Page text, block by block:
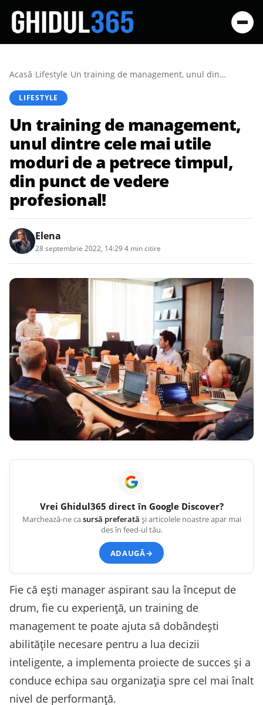
Acasă/Lifestyle/ Un training de management, unul dintre cele mai utile moduri de a petrece timpul, din punct de vedere profesional!
LIFESTYLE
Un training de management,
unul dintre cele mai utile
moduri de a petrece timpul,
din punct de vedere
profesional!
Elena
28 septembrie 2022, 14:294 min citire
Vrei Ghidul365 direct în Google Discover?
Marchează-ne casursă preferată și articolele noastre apar mai
des în feed-ul tău.
ADAUGĂ→
Fie că ești manager aspirant sau la început de
drum, fie cu experiență, un training de
management te poate ajuta să dobândești
abilitățile necesare pentru a lua decizii
inteligente, a implementa proiecte de succes și a
conduce echipa sau organizația spre cel mai înalt
nivel de performanță.